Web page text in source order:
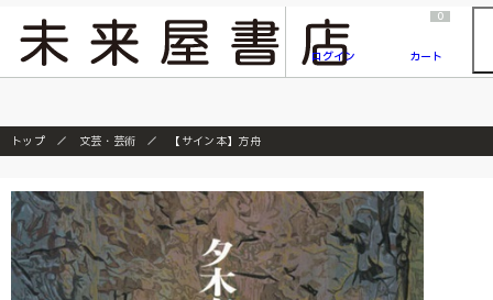
『ONE PIECE magazine 021 ONE PIECEカード付き同梱版』発売延期のご案内
ログイン
0
カート
トップ 文芸・芸術 【サイン本】方舟